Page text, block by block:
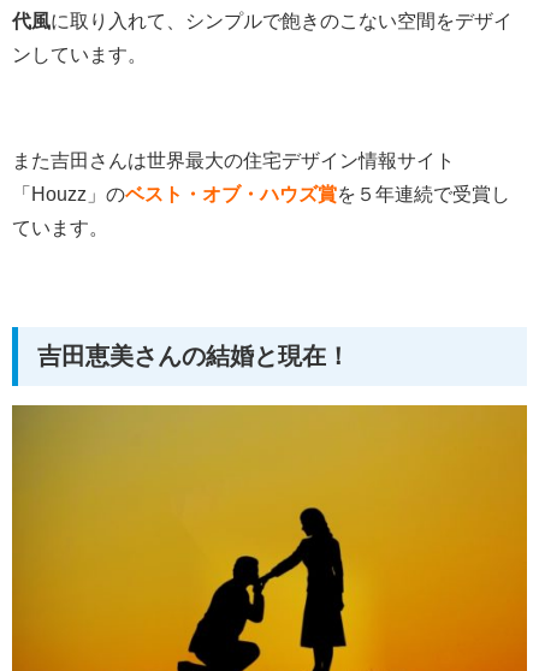
代風に取り入れて、シンプルで飽きのこない空間をデザイ
ンしています。
また吉田さんは世界最大の住宅デザイン情報サイト
「Houzz」のベスト・オブ・ハウズ賞を５年連続で受賞し
ています。
吉田恵美さんの結婚と現在！